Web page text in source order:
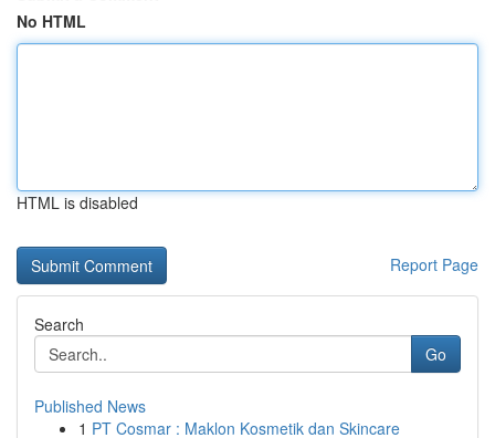
No HTML
HTML is disabled
Report Page
Search
Go
Published News
1 PT Cosmar : Maklon Kosmetik dan Skincare